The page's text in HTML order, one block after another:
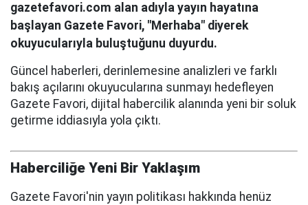
gazetefavori.com alan adıyla yayın hayatına
başlayan Gazete Favori, "Merhaba" diyerek
okuyucularıyla buluştuğunu duyurdu.
Güncel haberleri, derinlemesine analizleri ve farklı
bakış açılarını okuyucularına sunmayı hedefleyen
Gazete Favori, dijital habercilik alanında yeni bir soluk
getirme iddiasıyla yola çıktı.
Haberciliğe Yeni Bir Yaklaşım
Gazete Favori'nin yayın politikası hakkında henüz